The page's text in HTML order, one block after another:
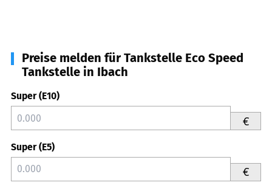
Preise melden für Tankstelle Eco Speed
Tankstelle in Ibach
Super (E10)
€
Super (E5)
€